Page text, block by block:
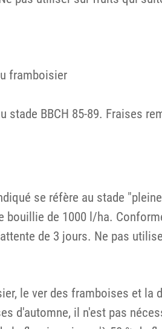
framboisier
BBCH 85-89. Fraises
se réfère au stade
bouillie de 1000 l/ha.
de 3 jours. Ne pas
le ver des framboises et
d'automne, il n'est pas